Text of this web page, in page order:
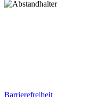
Barrierefreiheit